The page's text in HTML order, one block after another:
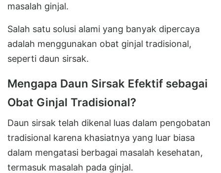
masalah ginjal.
Salah satu solusi alami yang banyak dipercaya
adalah menggunakan obat ginjal tradisional,
seperti daun sirsak.
Mengapa Daun Sirsak Efektif sebagai
Obat Ginjal Tradisional?
Daun sirsak telah dikenal luas dalam pengobatan
tradisional karena khasiatnya yang luar biasa
dalam mengatasi berbagai masalah kesehatan,
termasuk masalah pada ginjal.